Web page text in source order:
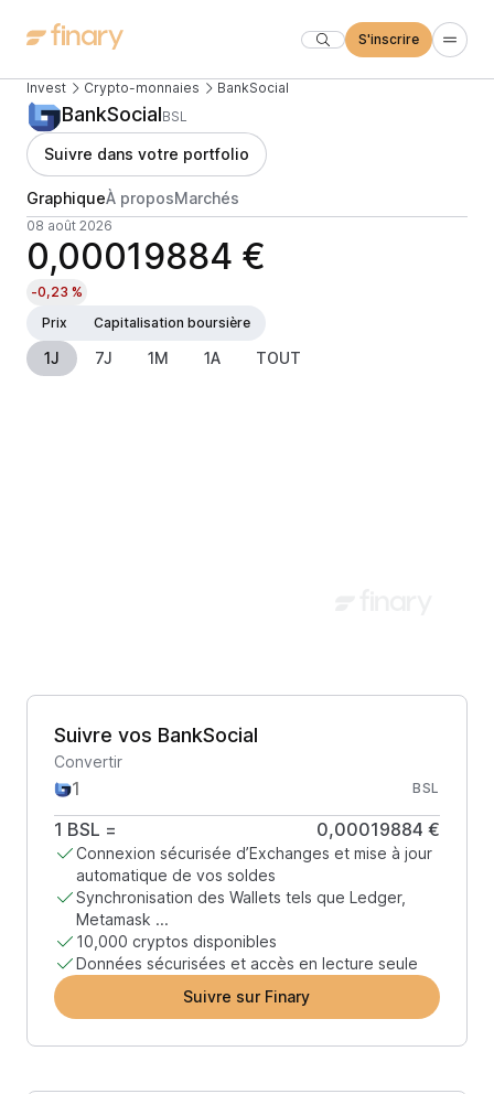
S'inscrire
Invest Crypto-monnaies BankSocial
BankSocialBSL
Suivre dans votre portfolio
GraphiqueÀ proposMarchés
08 août 2026
0,00019884 €
-0,23 %
Prix
Capitalisation boursière
1J 7J 1M 1A TOUT
Suivre vos BankSocial
Convertir
BSL
1 BSL = 0,00019884 €
Connexion sécurisée d’Exchanges et mise à jour
automatique de vos soldes
Synchronisation des Wallets tels que Ledger,
Metamask ...
10,000 cryptos disponibles
Données sécurisées et accès en lecture seule
Suivre sur Finary